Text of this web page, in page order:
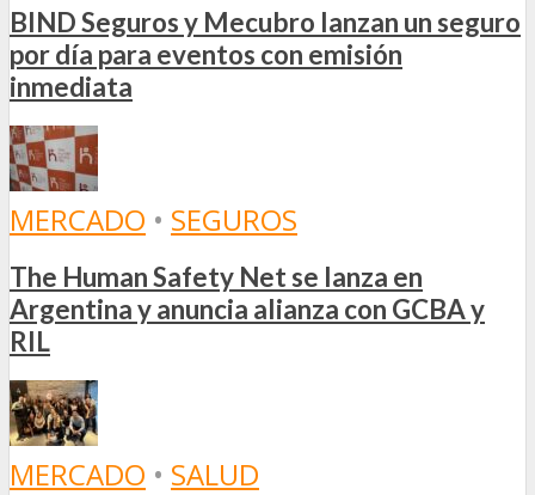
BIND Seguros y Mecubro lanzan un seguro
por día para eventos con emisión
inmediata
MERCADO • SEGUROS
The Human Safety Net se lanza en
Argentina y anuncia alianza con GCBA y
RIL
MERCADO • SALUD